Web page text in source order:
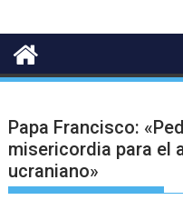
Papa Francisco:
misericordia para el
ucraniano»